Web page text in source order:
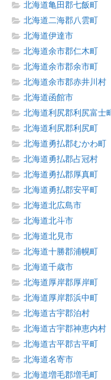
北海道亀田郡七飯町
北海道二海郡八雲町
北海道伊達市
北海道余市郡仁木町
北海道余市郡余市町
北海道余市郡赤井川村
北海道函館市
北海道利尻郡利尻富士町
北海道利尻郡利尻町
北海道勇払郡むかわ町
北海道勇払郡占冠村
北海道勇払郡厚真町
北海道勇払郡安平町
北海道北広島市
北海道北斗市
北海道北見市
北海道十勝郡浦幌町
北海道千歳市
北海道厚岸郡厚岸町
北海道厚岸郡浜中町
北海道古宇郡泊村
北海道古宇郡神恵内村
北海道古平郡古平町
北海道名寄市
北海道増毛郡増毛町